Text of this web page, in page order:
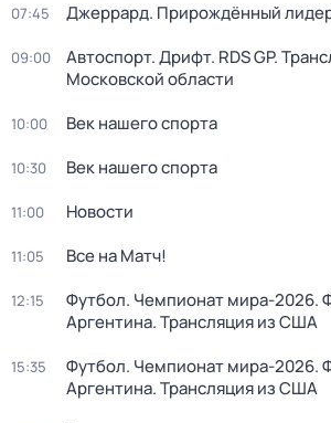
07:45 Джеррард. Прирождённый
09:00
Автоспорт. Дрифт. RDS GP.
Московской области
10:00 Век нашего спорта
10:30 Век нашего спорта
11:00 Новости
11:05 Все на Матч!
12:15
Футбол. Чемпионат мира-2026.
Аргентина. Трансляция из США
15:35
Футбол. Чемпионат мира-2026.
Аргентина. Трансляция из США